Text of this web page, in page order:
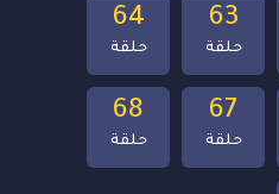
68
حلقة
67
حلقة
64
حلقة
63
حلقة